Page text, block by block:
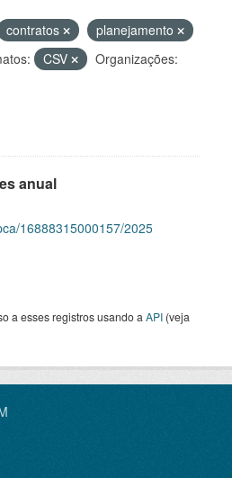
contratos
planejamento
CSV
Organizações:
anual
16888315000157/2025
a esses registros usando a API (veja